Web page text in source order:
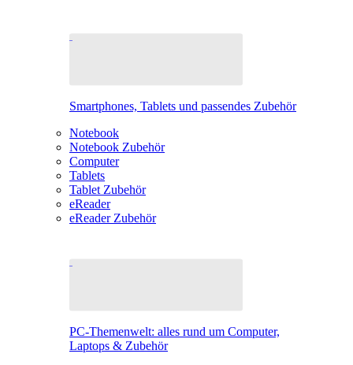
Smartphones, Tablets und passendes Zubehör
Notebook
Notebook Zubehör
Computer
Tablets
Tablet Zubehör
eReader
eReader Zubehör
PC-Themenwelt: alles rund um Computer,
Laptops & Zubehör